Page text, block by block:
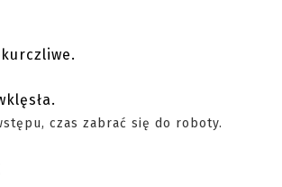
czas zabrać się do roboty.